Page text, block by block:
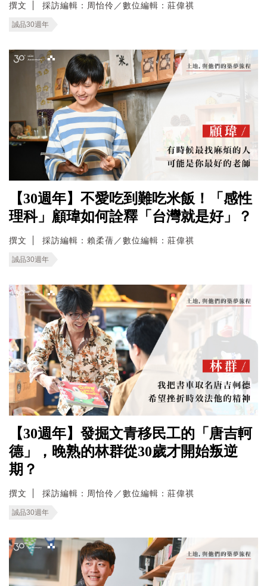
撰文 採訪編輯：周怡伶／數位編輯：莊偉祺
誠品30週年
【30週年】不愛吃到難吃米飯！「感性
理科」顧瑋如何詮釋「台灣就是好」？
撰文 採訪編輯：賴柔蒨／數位編輯：莊偉祺
誠品30週年
【30週年】發掘文青移民工的「唐吉軻
德」，晚熟的林群從30歲才開始叛逆
期？
撰文 採訪編輯：周怡伶／數位編輯：莊偉祺
誠品30週年